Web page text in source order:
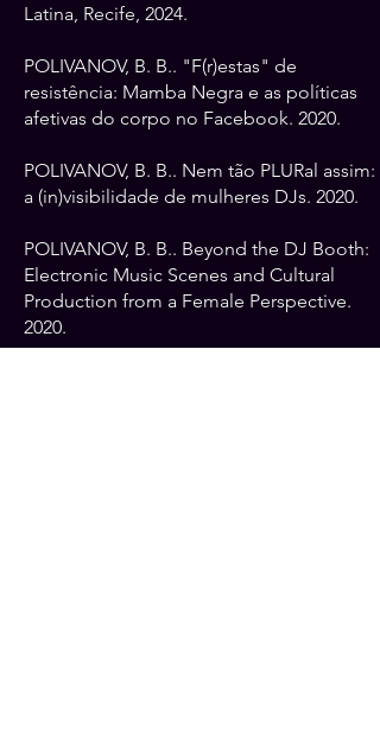
Latina, Recife, 2024.
POLIVANOV, B. B.. "F(r)estas" de
resistência: Mamba Negra e as políticas
afetivas do corpo no Facebook. 2020.
POLIVANOV, B. B.. Nem tão PLURal assim:
a (in)visibilidade de mulheres DJs. 2020.
POLIVANOV, B. B.. Beyond the DJ Booth:
Electronic Music Scenes and Cultural
Production from a Female Perspective.
2020.